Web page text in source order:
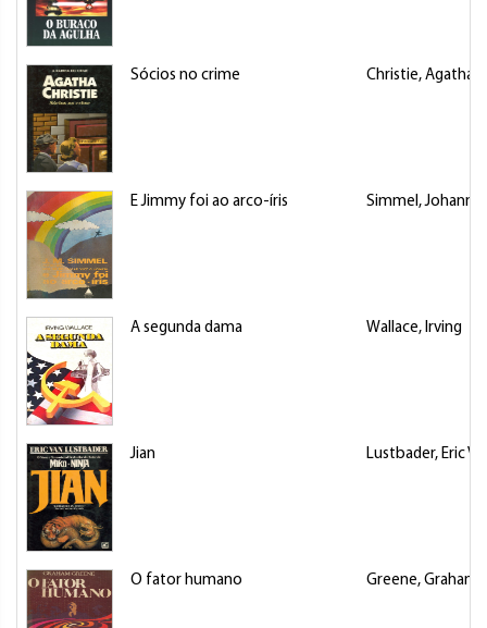
Sócios no crime Christie, Agatha
E Jimmy foi ao arco-íris Simmel,
A segunda dama Wallace, Irving
Jian Lustbader, Eric
O fator humano Greene, Graham